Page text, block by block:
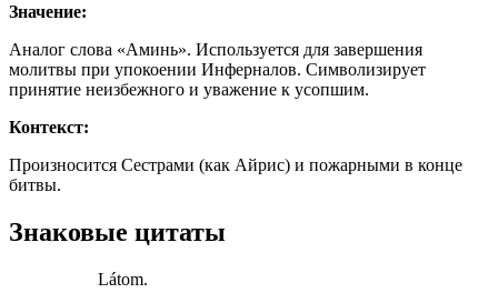
Значение:
Аналог слова «Аминь». Используется для завершения
молитвы при упокоении Инферналов. Символизирует
принятие неизбежного и уважение к усопшим.
Контекст:
Произносится Сестрами (как Айрис) и пожарными в конце
битвы.
Знаковые цитаты
Látom.